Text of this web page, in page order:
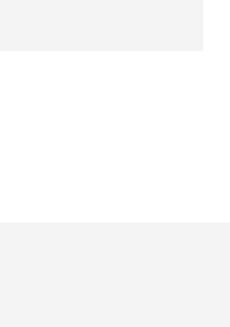
интересные